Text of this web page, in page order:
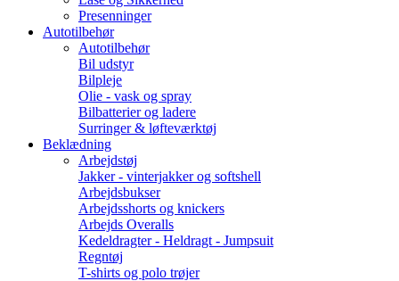
Presenninger
Autotilbehør
Autotilbehør
Bil udstyr
Bilpleje
Olie - vask og spray
Bilbatterier og ladere
Surringer & løfteværktøj
Beklædning
Arbejdstøj
Jakker - vinterjakker og softshell
Arbejdsbukser
Arbejdsshorts og knickers
Arbejds Overalls
Kedeldragter - Heldragt - Jumpsuit
Regntøj
T-shirts og polo trøjer